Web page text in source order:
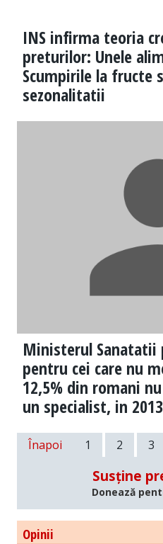
INS infirma teoria
preturilor: Unele
Scumpirile la fructe
sezonalitatii
Ministerul Sanatatii
pentru cei care nu
12,5% din romani
un specialist, in 2013
Înapoi 1 2 3
Susține
Donează
Opinii